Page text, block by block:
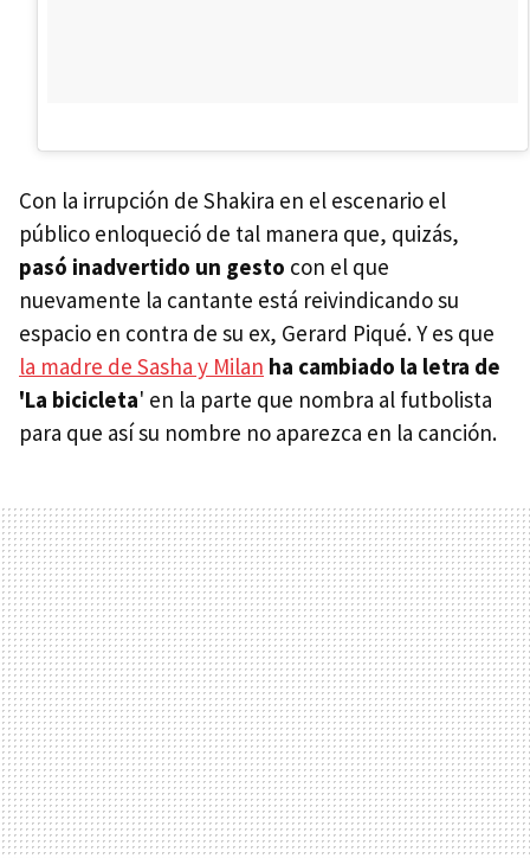
Con la irrupción de Shakira en el escenario el
público enloqueció de tal manera que, quizás,
pasó inadvertido un gesto con el que
nuevamente la cantante está reivindicando su
espacio en contra de su ex, Gerard Piqué. Y es que
la madre de Sasha y Milan ha cambiado la letra de
'La bicicleta' en la parte que nombra al futbolista
para que así su nombre no aparezca en la canción.